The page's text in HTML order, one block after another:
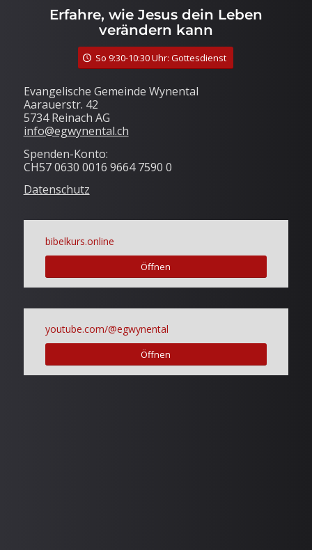
Erfahre, wie Jesus dein Leben
verändern kann
So 9:30-10:30 Uhr: Gottesdienst
Evangelische Gemeinde Wynental
Aarauerstr. 42
5734 Reinach AG
info@egwynental.ch
Spenden-Konto:
CH57 0630 0016 9664 7590 0
Datenschutz
bibelkurs.online
Öffnen
youtube.com/@egwynental
Öffnen